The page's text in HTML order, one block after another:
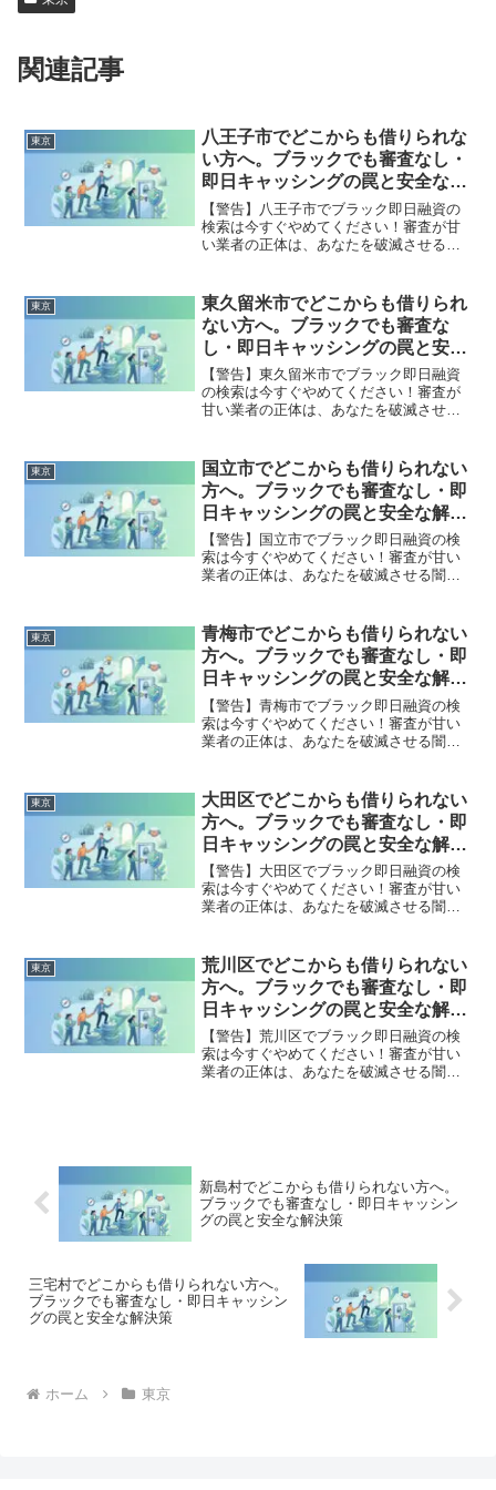
関連記事
東京
八王子市でどこからも借りられな
い方へ。ブラックでも審査なし・
即日キャッシングの罠と安全な解
決策
【警告】八王子市でブラック即日融資の
検索は今すぐやめてください！審査が甘
い業者の正体は、あなたを破滅させる闇
八王子市で違法業者を避け、借金地獄か
ら抜け出した方々の実体験と確実な解決
策を完全公開。
東京
東久留米市でどこからも借りられ
ない方へ。ブラックでも審査な
し・即日キャッシングの罠と安全
な解決策
【警告】東久留米市でブラック即日融資
の検索は今すぐやめてください！審査が
甘い業者の正体は、あなたを破滅させる
東久留米市で違法業者を避け、借金地獄
から抜け出した方々の実体験と確実な解
決策を完全公開。
東京
国立市でどこからも借りられない
方へ。ブラックでも審査なし・即
日キャッシングの罠と安全な解決
策
【警告】国立市でブラック即日融資の検
索は今すぐやめてください！審査が甘い
業者の正体は、あなたを破滅させる闇金
市で違法業者を避け、借金地獄から抜け
出した方々の実体験と確実な解決策を完
全公開。
東京
青梅市でどこからも借りられない
方へ。ブラックでも審査なし・即
日キャッシングの罠と安全な解決
策
【警告】青梅市でブラック即日融資の検
索は今すぐやめてください！審査が甘い
業者の正体は、あなたを破滅させる闇金
市で違法業者を避け、借金地獄から抜け
出した方々の実体験と確実な解決策を完
全公開。
東京
大田区でどこからも借りられない
方へ。ブラックでも審査なし・即
日キャッシングの罠と安全な解決
策
【警告】大田区でブラック即日融資の検
索は今すぐやめてください！審査が甘い
業者の正体は、あなたを破滅させる闇金
区で違法業者を避け、借金地獄から抜け
出した方々の実体験と確実な解決策を完
全公開。
東京
荒川区でどこからも借りられない
方へ。ブラックでも審査なし・即
日キャッシングの罠と安全な解決
策
【警告】荒川区でブラック即日融資の検
索は今すぐやめてください！審査が甘い
業者の正体は、あなたを破滅させる闇金
新島村でどこからも借りられない方へ。
ブラックでも審査なし・即日キャッシン
グの罠と安全な解決策
三宅村でどこからも借りられない方へ。
ブラックでも審査なし・即日キャッシン
グの罠と安全な解決策
ホーム 東京